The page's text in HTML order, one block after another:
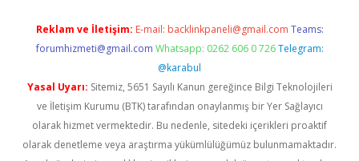
Reklam ve İletişim: E-mail: backlinkpaneli@gmail.com Teams:
forumhizmeti@gmail.com Whatsapp: 0262 606 0 726 Telegram:
@karabul
Yasal Uyarı: Sitemiz, 5651 Sayılı Kanun gereğince Bilgi Teknolojileri
ve İletişim Kurumu (BTK) tarafından onaylanmış bir Yer Sağlayıcı
olarak hizmet vermektedir. Bu nedenle, sitedeki içerikleri proaktif
olarak denetleme veya araştırma yükümlülüğümüz bulunmamaktadır.